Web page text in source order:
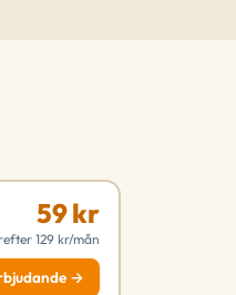
59 kr
129 kr/mån
→